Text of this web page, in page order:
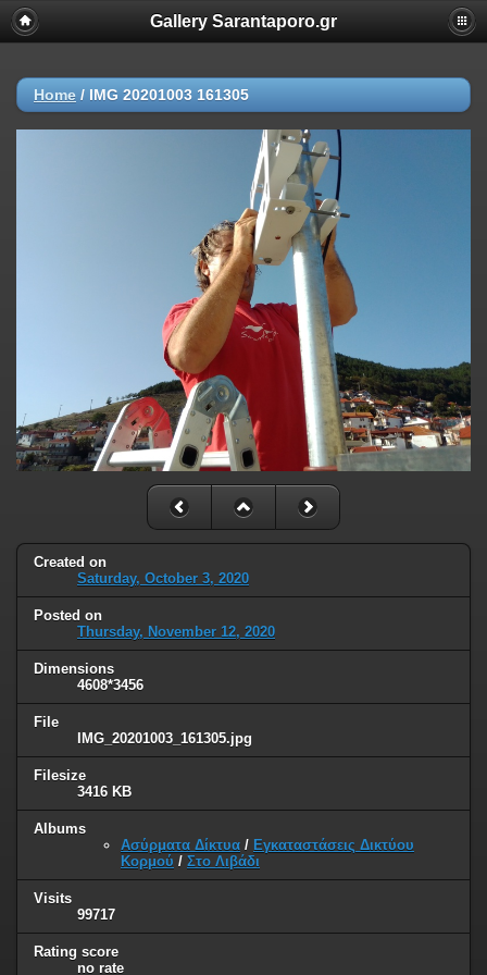
Gallery Sarantaporo.gr
Home / IMG 20201003 161305
Created on
Saturday, October 3, 2020
Posted on
Thursday, November 12, 2020
Dimensions
4608*3456
File
IMG_20201003_161305.jpg
Filesize
3416 KB
Albums
Ασύρματα Δίκτυα / Εγκαταστάσεις Δικτύου
Κορμού / Στο Λιβάδι
Visits
99717
Rating score
no rate